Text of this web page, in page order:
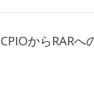
CPIOからRARへ